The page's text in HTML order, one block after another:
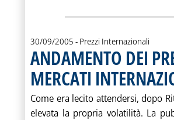
30/09/2005 - Prezzi Internazionali
ANDAMENTO DEI
MERCATI
Come era lecito attendersi, dopo
elevata la propria volatilità. La